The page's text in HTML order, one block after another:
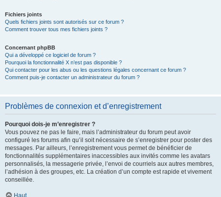
Fichiers joints
Quels fichiers joints sont autorisés sur ce forum ?
Comment trouver tous mes fichiers joints ?
Concernant phpBB
Qui a développé ce logiciel de forum ?
Pourquoi la fonctionnalité X n’est pas disponible ?
Qui contacter pour les abus ou les questions légales concernant ce forum ?
Comment puis-je contacter un administrateur du forum ?
Problèmes de connexion et d’enregistrement
Pourquoi dois-je m’enregistrer ?
Vous pouvez ne pas le faire, mais l’administrateur du forum peut avoir
configuré les forums afin qu’il soit nécessaire de s’enregistrer pour poster des
messages. Par ailleurs, l’enregistrement vous permet de bénéficier de
fonctionnalités supplémentaires inaccessibles aux invités comme les avatars
personnalisés, la messagerie privée, l’envoi de courriels aux autres membres,
l’adhésion à des groupes, etc. La création d’un compte est rapide et vivement
conseillée.
Haut